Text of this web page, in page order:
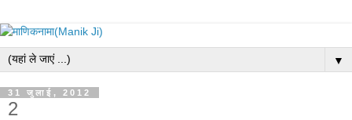
▼
31 जुलाई, 2012
2